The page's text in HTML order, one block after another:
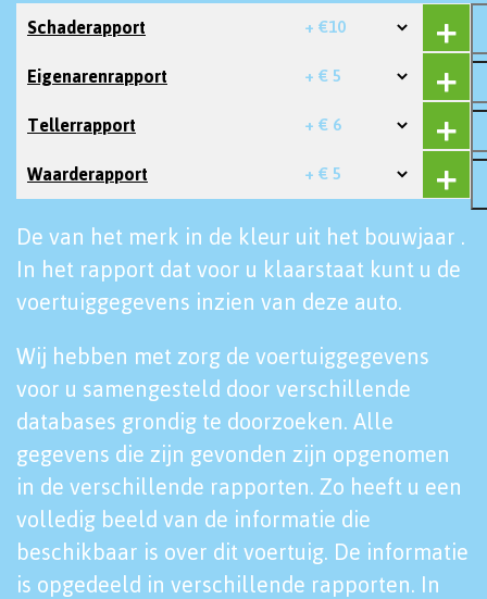
Schaderapport + €10
Eigenarenrapport + € 5
Tellerrapport + € 6
Waarderapport + € 5
De van het merk in de kleur uit het bouwjaar .
In het rapport dat voor u klaarstaat kunt u de
voertuiggegevens inzien van deze auto.
Wij hebben met zorg de voertuiggegevens
voor u samengesteld door verschillende
databases grondig te doorzoeken. Alle
gegevens die zijn gevonden zijn opgenomen
in de verschillende rapporten. Zo heeft u een
volledig beeld van de informatie die
beschikbaar is over dit voertuig. De informatie
is opgedeeld in verschillende rapporten. In